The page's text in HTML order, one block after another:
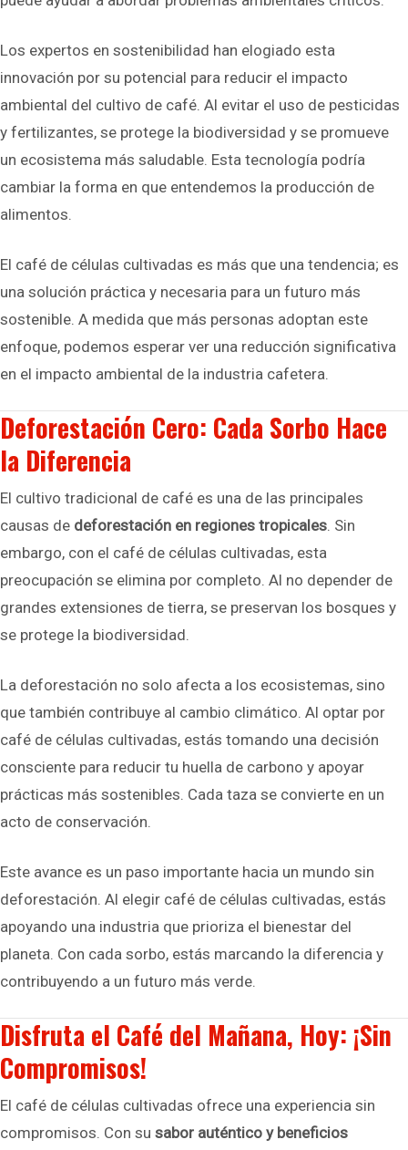
Los expertos en sostenibilidad han elogiado esta
innovación por su potencial para reducir el impacto
ambiental del cultivo de café. Al evitar el uso de pesticidas
y fertilizantes, se protege la biodiversidad y se promueve
un ecosistema más saludable. Esta tecnología podría
cambiar la forma en que entendemos la producción de
alimentos.
El café de células cultivadas es más que una tendencia; es
una solución práctica y necesaria para un futuro más
sostenible. A medida que más personas adoptan este
enfoque, podemos esperar ver una reducción significativa
en el impacto ambiental de la industria cafetera.
Deforestación Cero: Cada Sorbo Hace
la Diferencia
El cultivo tradicional de café es una de las principales
causas de deforestación en regiones tropicales. Sin
embargo, con el café de células cultivadas, esta
preocupación se elimina por completo. Al no depender de
grandes extensiones de tierra, se preservan los bosques y
se protege la biodiversidad.
La deforestación no solo afecta a los ecosistemas, sino
que también contribuye al cambio climático. Al optar por
café de células cultivadas, estás tomando una decisión
consciente para reducir tu huella de carbono y apoyar
prácticas más sostenibles. Cada taza se convierte en un
acto de conservación.
Este avance es un paso importante hacia un mundo sin
deforestación. Al elegir café de células cultivadas, estás
apoyando una industria que prioriza el bienestar del
planeta. Con cada sorbo, estás marcando la diferencia y
contribuyendo a un futuro más verde.
Disfruta el Café del Mañana, Hoy: ¡Sin
Compromisos!
El café de células cultivadas ofrece una experiencia sin
compromisos. Con su sabor auténtico y beneficios